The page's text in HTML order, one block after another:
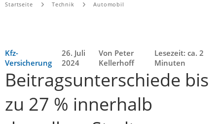
Startseite Technik Automobil
Kfz-
Versicherung
26. Juli
2024
Von Peter
Kellerhoff
Lesezeit: ca. 2
Minuten
Beitragsunterschiede bis
zu 27 % innerhalb